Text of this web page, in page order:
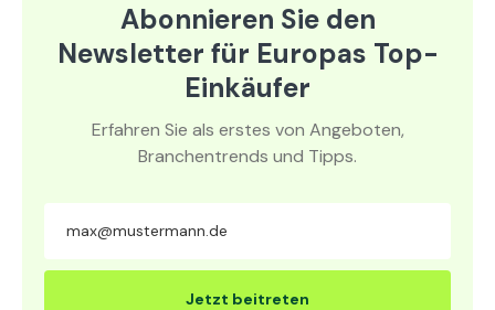
Abonnieren Sie den
Newsletter für Europas Top-
Einkäufer
Erfahren Sie als erstes von Angeboten,
Branchentrends und Tipps.
Jetzt beitreten